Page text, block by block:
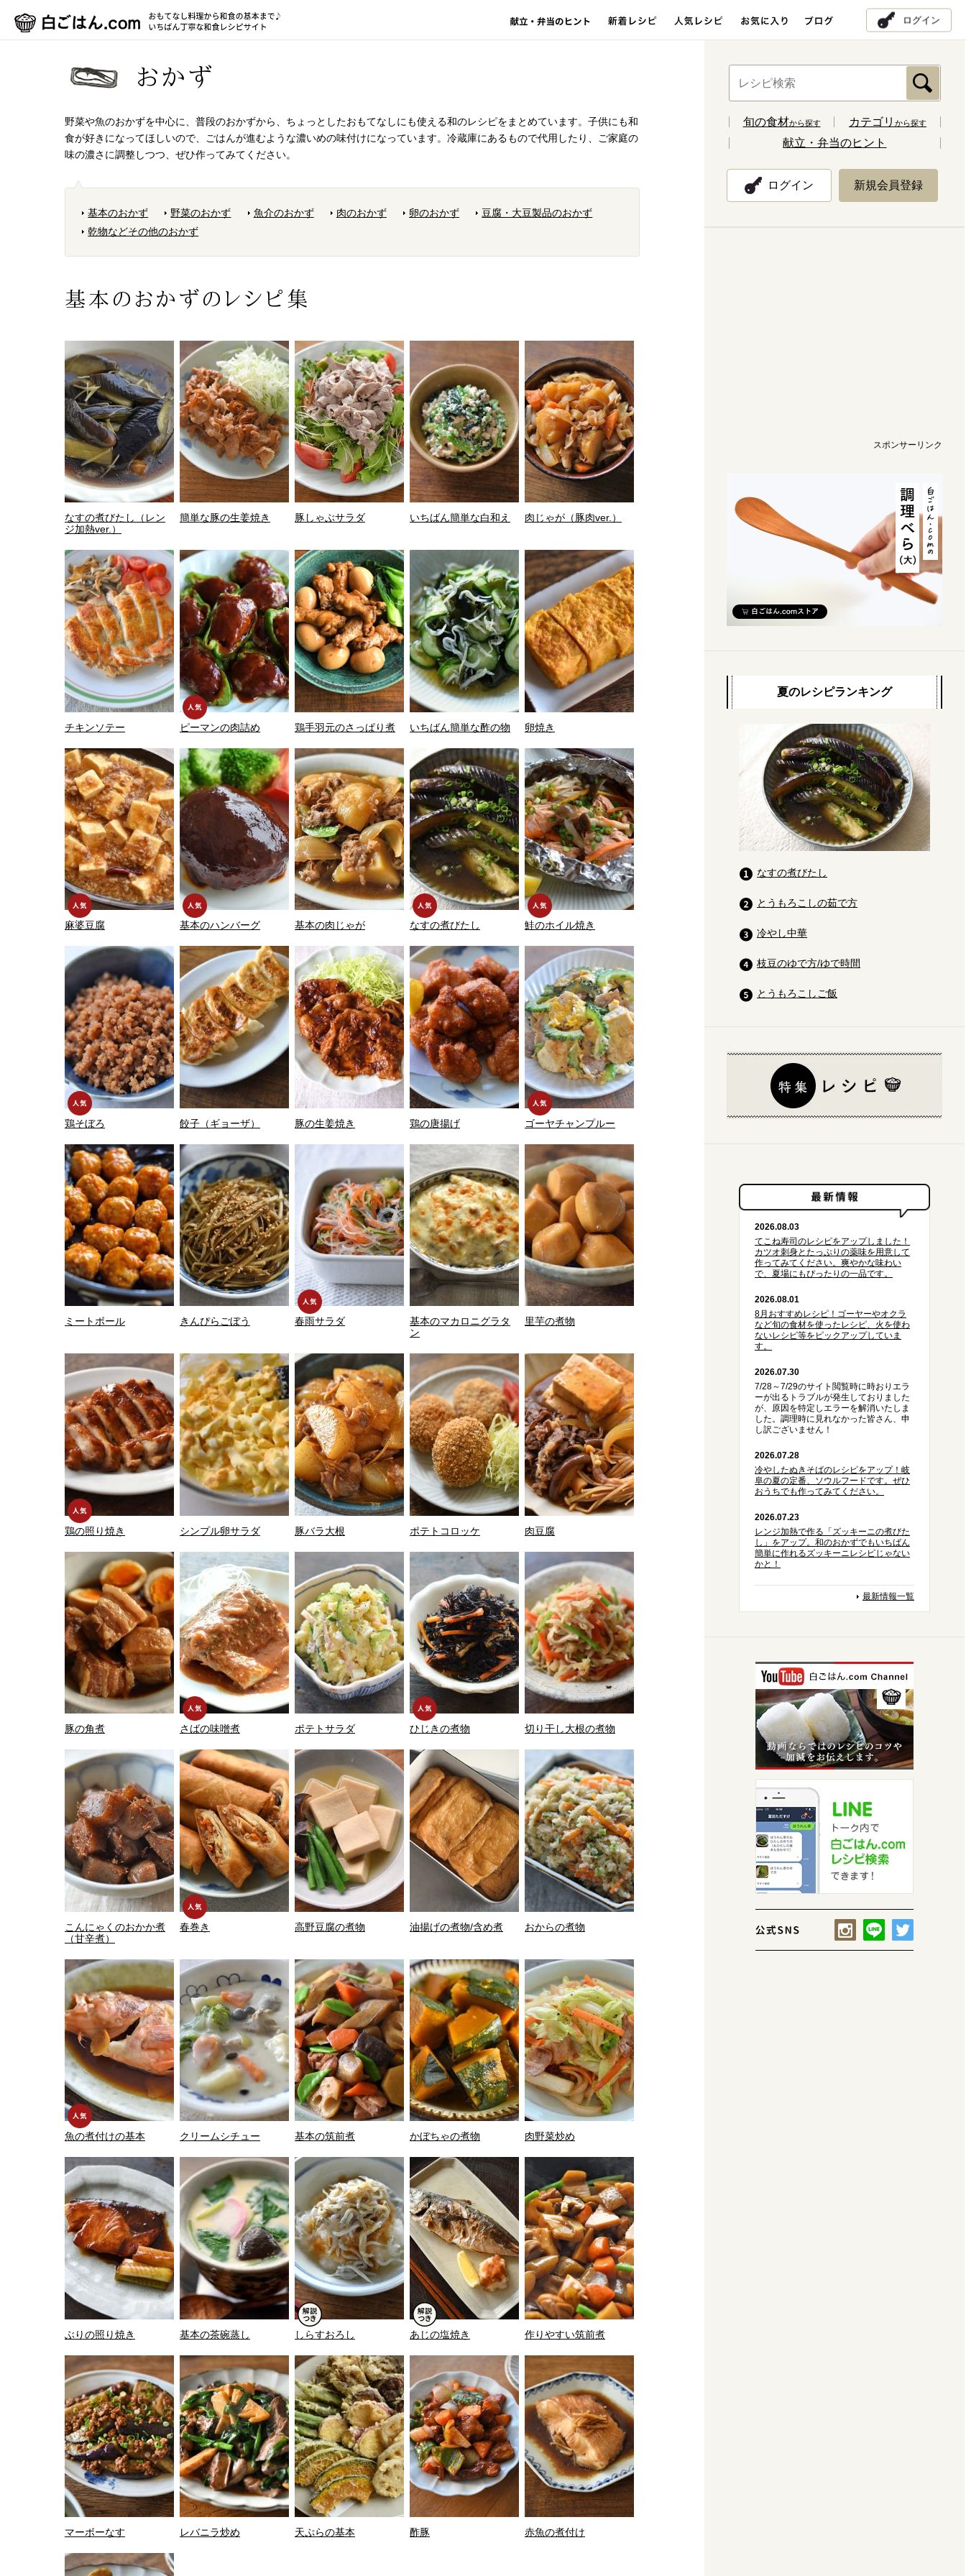
ログイン
おかず
野菜や魚のおかずを中心に、普段のおかずから、ちょっとしたおもてなしにも使える和のレシピをまとめています。子供にも和
食が好きになってほしいので、ごはんが進むような濃いめの味付けになっています。冷蔵庫にあるもので代用したり、ご家庭の
味の濃さに調整しつつ、ぜひ作ってみてください。
基本のおかず 野菜のおかず 魚介のおかず 肉のおかず 卵のおかず
豆腐・大豆製品のおかず
乾物などその他のおかず
基本のおかずのレシピ集
なすの煮びたし（レン
ジ加熱ver.）
簡単な豚の生姜焼き 豚しゃぶサラダ いちばん簡単な白和え 肉じゃが（豚肉ver.）
チキンソテー ピーマンの肉詰め 鶏手羽元のさっぱり煮 いちばん簡単な酢の物 卵焼き
麻婆豆腐 基本のハンバーグ 基本の肉じゃが なすの煮びたし 鮭のホイル焼き
鶏そぼろ 餃子（ギョーザ） 豚の生姜焼き 鶏の唐揚げ ゴーヤチャンプルー
ミートボール きんぴらごぼう 春雨サラダ
基本のマカロニグラタ
ン
里芋の煮物
鶏の照り焼き シンプル卵サラダ 豚バラ大根 ポテトコロッケ 肉豆腐
豚の角煮 さばの味噌煮 ポテトサラダ ひじきの煮物 切り干し大根の煮物
こんにゃくのおかか煮
（甘辛煮）
春巻き 高野豆腐の煮物 油揚げの煮物/含め煮 おからの煮物
魚の煮付けの基本 クリームシチュー 基本の筑前煮 かぼちゃの煮物 肉野菜炒め
ぶりの照り焼き 基本の茶碗蒸し しらすおろし あじの塩焼き 作りやすい筑前煮
マーボーなす レバニラ炒め 天ぷらの基本 酢豚 赤魚の煮付け
旬の食材から探す カテゴリ から探す
献立・弁当のヒント
ログイン 新規会員登録
スポンサーリンク
夏のレシピランキング
なすの煮びたし
とうもろこしの茹で方
冷やし中華
枝豆のゆで方/ゆで時間
とうもろこしご飯
2026.08.03
てこね寿司のレシピをアップしました！
カツオ刺身とたっぷりの薬味を用意して
作ってみてください。爽やかな味わい
で、夏場にもぴったりの一品です。
2026.08.01
8月おすすめレシピ！ゴーヤーやオクラ
など旬の食材を使ったレシピ、火を使わ
ないレシピ等をピックアップしていま
す。
2026.07.30
7/28～7/29のサイト閲覧時に時おりエラ
ーが出るトラブルが発生しておりました
が、原因を特定しエラーを解消いたしま
した。調理時に見れなかった皆さん、申
し訳ございません！
2026.07.28
冷やしたぬきそばのレシピをアップ！岐
阜の夏の定番、ソウルフードです。ぜひ
おうちでも作ってみてください。
2026.07.23
レンジ加熱で作る「ズッキーニの煮びた
し」をアップ。和のおかずでもいちばん
簡単に作れるズッキーニレシピじゃない
かと！
最新情報一覧